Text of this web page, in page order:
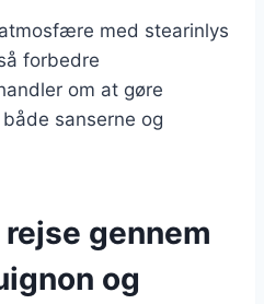
med stearinlys
forbedre
om at gøre
sanserne og
gennem
og